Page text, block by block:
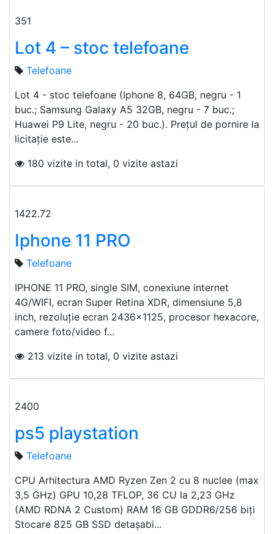
351
Lot 4 – stoc telefoane
Telefoane
Lot 4 - stoc telefoane (Iphone 8, 64GB, negru - 1
buc.; Samsung Galaxy A5 32GB, negru - 7 buc.;
Huawei P9 Lite, negru - 20 buc.). Prețul de pornire la
licitație este...
180 vizite in total, 0 vizite astazi
1422.72
Iphone 11 PRO
Telefoane
IPHONE 11 PRO, single SIM, conexiune internet
4G/WIFI, ecran Super Retina XDR, dimensiune 5,8
inch, rezoluţie ecran 2436x1125, procesor hexacore,
camere foto/video f...
213 vizite in total, 0 vizite astazi
2400
ps5 playstation
Telefoane
CPU Arhitectura AMD Ryzen Zen 2 cu 8 nuclee (max
3,5 GHz) GPU 10,28 TFLOP, 36 CU la 2,23 GHz
(AMD RDNA 2 Custom) RAM 16 GB GDDR6/256 biți
Stocare 825 GB SSD detașabi...